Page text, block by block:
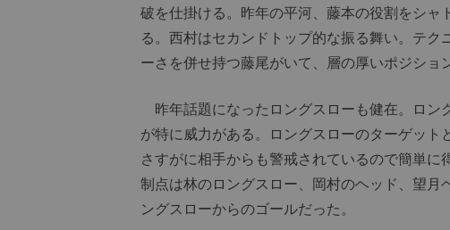
破を仕掛ける。昨年の平河、藤本の役割をシ
る。西村はセカンドトップ的な振る舞い。テ
ーさを併せ持つ藤尾がいて、層の厚いポジショ
昨年話題になったロングスローも健在。ロン
が特に威力がある。ロングスローのターゲット
さすがに相手からも警戒されているので簡単
制点は林のロングスロー、岡村のヘッド、望月
ングスローからのゴールだった。